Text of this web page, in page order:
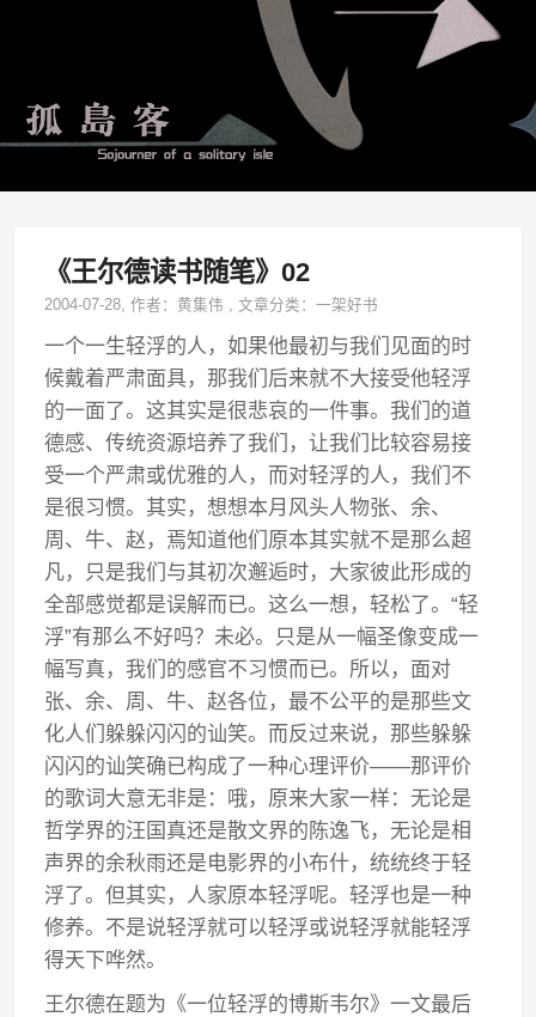
《王尔德读书随笔》02
2004-07-28, 作者：黄集伟 ,文章分类：一架好书
一个一生轻浮的人，如果他最初与我们见面的时
候戴着严肃面具，那我们后来就不大接受他轻浮
的一面了。这其实是很悲哀的一件事。我们的道
德感、传统资源培养了我们，让我们比较容易接
受一个严肃或优雅的人，而对轻浮的人，我们不
是很习惯。其实，想想本月风头人物张、余、
周、牛、赵，焉知道他们原本其实就不是那么超
凡，只是我们与其初次邂逅时，大家彼此形成的
全部感觉都是误解而已。这么一想，轻松了。“轻
浮”有那么不好吗？未必。只是从一幅圣像变成一
幅写真，我们的感官不习惯而已。所以，面对
张、余、周、牛、赵各位，最不公平的是那些文
化人们躲躲闪闪的讪笑。而反过来说，那些躲躲
闪闪的讪笑确已构成了一种心理评价——那评价
的歌词大意无非是：哦，原来大家一样：无论是
哲学界的汪国真还是散文界的陈逸飞，无论是相
声界的余秋雨还是电影界的小布什，统统终于轻
浮了。但其实，人家原本轻浮呢。轻浮也是一种
修养。不是说轻浮就可以轻浮或说轻浮就能轻浮
得天下哗然。
王尔德在题为《一位轻浮的博斯韦尔》一文最后